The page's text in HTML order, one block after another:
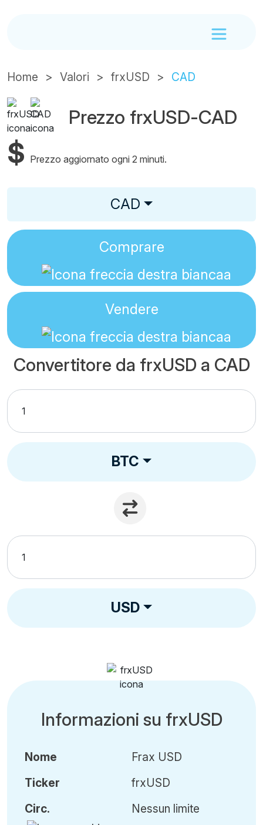
Home Valori frxUSD CAD
Prezzo frxUSD-CAD
$ Prezzo aggiornato ogni 2 minuti.
CAD
Comprare
Vendere
Convertitore da frxUSD a CAD
BTC
USD
Informazioni su frxUSD
Nome
Ticker
Circ.
Frax USD
frxUSD
Nessun limite